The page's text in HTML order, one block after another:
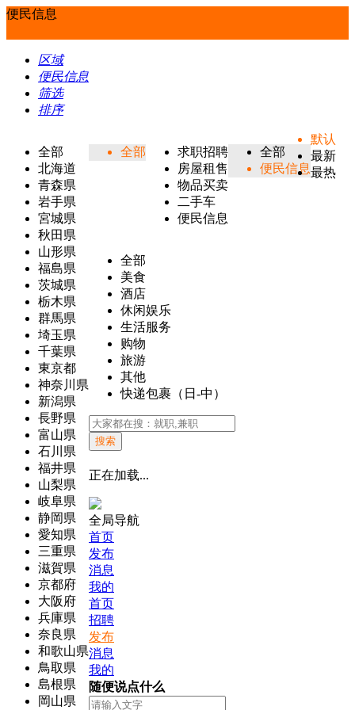
便民信息
区域
便民信息
筛选
排序
全部
北海道
青森県
岩手県
宮城県
秋田県
山形県
福島県
茨城県
栃木県
群馬県
埼玉県
千葉県
東京都
神奈川県
新潟県
長野県
富山県
石川県
福井県
山梨県
岐阜県
静岡県
愛知県
三重県
滋賀県
京都府
大阪府
兵庫県
奈良県
和歌山県
鳥取県
島根県
岡山県
全部
求职招聘
房屋租售
物品买卖
二手车
便民信息
全部
便民信息
全部
美食
酒店
休闲娱乐
生活服务
购物
旅游
其他
快递包裹（日-中）
默认
最新
最热
搜索
正在加载...
全局导航
首页
发布
消息
我的
首页
招聘
发布
消息
我的
随便说点什么